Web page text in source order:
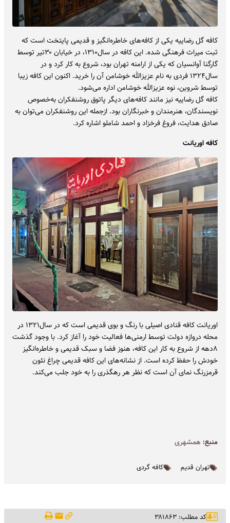
کافه گل رضاییه یکی از کافه‌های خاطره‌انگیز و قدیمی پایتخت است که
ثبت میراث فرهنگی شده. این کافه در سال۱۳۱۰، در خیابان ۳۰تیر توسط
گارگنا آوانسیان که یکی از ارامنه تهران بود، شروع به‌ کار کرد و در
سال۱۳۲۴ فردی به نام عزیزالله خوشامن آن را خرید. ‌اکنون این کافه زیبا
توسط شروین، نوه عزیزالله خوشامن اداره می‌شود.
کافه گل رضاییه نیز مانند کافه‌های دیگر پاتوق روشنفکران به‌خصوص
نویسندگان، هنرمندان و خبرنگاران بود. ازجمله این روشنفکران می‌توان به
صادق هدایت، فروغ فرخزاد و احمد شاملو اشاره کرد.
کافه اوریانت
اوریانت کافه‌ قنادی اصیلی با رنگ و بوی قدیمی است که در سال۱۳۲۱ در
محله دروازه دولت توسط ارمنی‌ها فعالیت خود را آغاز کرد. با وجود گذشت
۸دهه از شروع به‌ کار این کافه، هنوز فضا و سبک قدیمی و خاطره‌انگیز
خودش را حفظ کرده است. از نشانه‌های این کافه قدیمی چراغ نئون
قرمزرنگ نمای آن است که نظر هر رهگذری را به ‌خود جلب می‌کند.
منبع: همشهری
تهران قدیم کافه گردی
کد مطلب: ۳۸۱۸۶۳